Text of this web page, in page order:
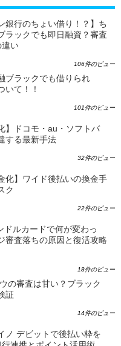
銀行のちょい借り！？】ち
ラックでも即日融資？審査
違い
106件のビュー
ブラックでも借りられ
いて！！
101件のビュー
】ドコモ・au・ソフトバ
する最新手法
32件のビュー
化】ワイド後払いの換金手
ク
22件のビュー
ドルカードで何が変わっ
審査落ちの原因と復活攻略
18件のビュー
の審査は甘い？ブラック
証
14件のビュー
ノ デビットで後払い枠を